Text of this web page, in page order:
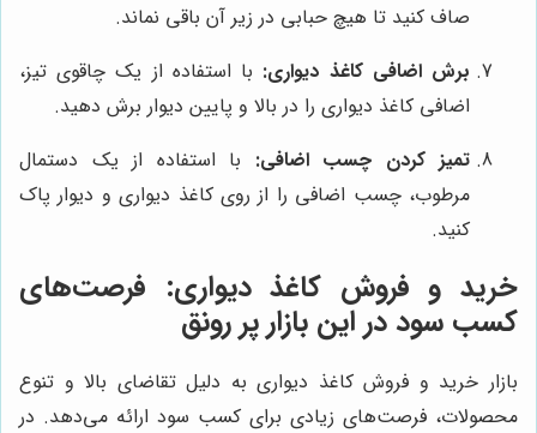
صاف کنید تا هیچ حبابی در زیر آن باقی نماند.
برش اضافی کاغذ دیواری: با استفاده از یک چاقوی تیز،
اضافی کاغذ دیواری را در بالا و پایین دیوار برش دهید.
تمیز کردن چسب اضافی: با استفاده از یک دستمال
مرطوب، چسب اضافی را از روی کاغذ دیواری و دیوار پاک
کنید.
خرید و فروش کاغذ دیواری: فرصت‌های
کسب سود در این بازار پر رونق
بازار خرید و فروش کاغذ دیواری به دلیل تقاضای بالا و تنوع
محصولات، فرصت‌های زیادی برای کسب سود ارائه می‌دهد. در